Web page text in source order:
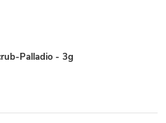
Palladio - 3g